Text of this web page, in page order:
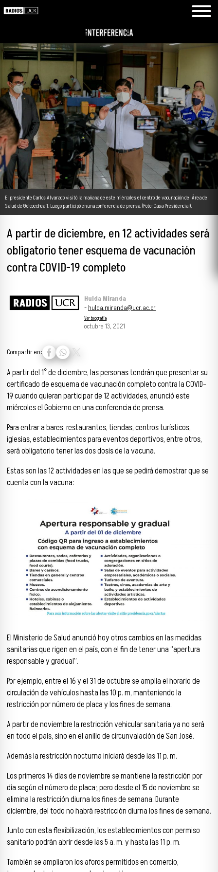
El presidente Carlos Alvarado visitó la mañana de este miércoles el centro de vacunación del Área de
Salud de Goicoechea 1. Luego participó en una conferencia de prensa. (Foto: Casa Presidencial).
A partir de diciembre, en 12 actividades será
obligatorio tener esquema de vacunación
contra COVID-19 completo
Hulda Miranda
- hulda.miranda@ucr.ac.cr
Ver biografía
octubre 13, 2021
Compartir en:
A partir del 1° de diciembre, las personas tendrán que presentar su
certificado de esquema de vacunación completo contra la COVID-
19 cuando quieran participar de 12 actividades, anunció este
miércoles el Gobierno en una conferencia de prensa.
Para entrar a bares, restaurantes, tiendas, centros turísticos,
iglesias, establecimientos para eventos deportivos, entre otros,
será obligatorio tener las dos dosis de la vacuna.
Estas son las 12 actividades en las que se pedirá demostrar que se
cuenta con la vacuna:
El Ministerio de Salud anunció hoy otros cambios en las medidas
sanitarias que rigen en el país, con el fin de tener una “apertura
responsable y gradual”.
Por ejemplo, entre el 16 y el 31 de octubre se amplía el horario de
circulación de vehículos hasta las 10 p. m, manteniendo la
restricción por número de placa y los fines de semana.
A partir de noviembre la restricción vehicular sanitaria ya no será
en todo el país, sino en el anillo de circunvalación de San José.
Además la restricción nocturna iniciará desde las 11 p. m.
Los primeros 14 días de noviembre se mantiene la restricción por
día según el número de placa; pero desde el 15 de noviembre se
elimina la restricción diurna los fines de semana. Durante
diciembre, del todo no habrá restricción diurna los fines de semana.
Junto con esta flexibilización, los establecimientos con permiso
sanitario podrán abrir desde las 5 a. m. y hasta las 11 p. m.
También se ampliaron los aforos permitidos en comercio,